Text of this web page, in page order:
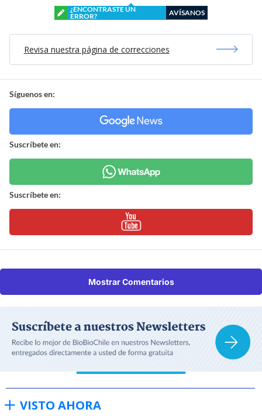
¿ENCONTRASTE UN
ERROR?
AVÍSANOS
Revisa nuestra página de correcciones
Síguenos en:
Suscríbete en:
Suscríbete en:
Mostrar Comentarios
VISTO AHORA